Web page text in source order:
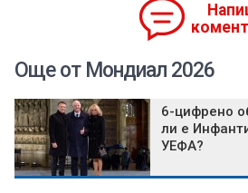
Още от Мондиал 2026
6-цифрено
ли е
УЕФА?